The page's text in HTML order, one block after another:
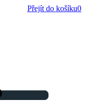
Přejít do košíku0